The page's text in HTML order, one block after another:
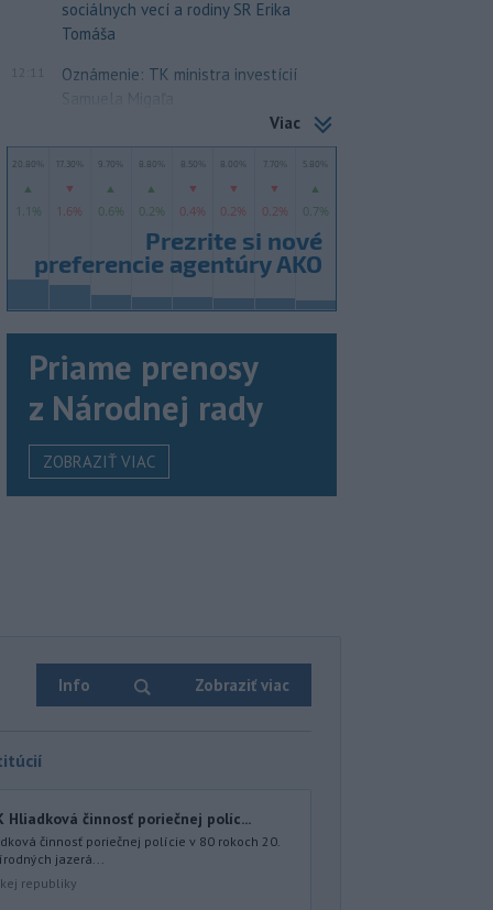
sociálnych vecí a rodiny SR Erika
Tomáša
Oznámenie: TK ministra investícií
Samuela Migaľa
Viac
Priame prenosy
z Národnej rady
ZOBRAZIŤ VIAC
Info Zobraziť viac
Hliadková činnosť poriečnej políc...
činnosť poriečnej polície v 80 rokoch 20.
jazerá...
republiky